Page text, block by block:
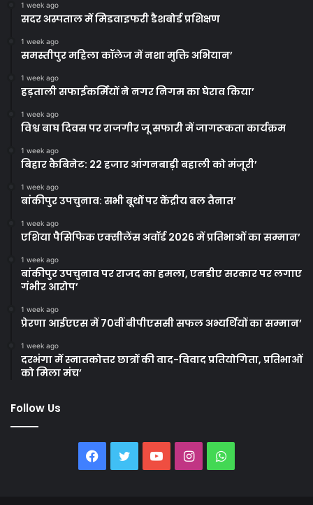
1 week ago
सदर अस्पताल में मिडवाइफरी डैशबोर्ड प्रशिक्षण
1 week ago
समस्तीपुर महिला कॉलेज में नशा मुक्ति अभियान’
1 week ago
हड़ताली सफाईकर्मियों ने नगर निगम का घेराव किया’
1 week ago
विश्व बाघ दिवस पर राजगीर जू सफारी में जागरूकता कार्यक्रम
1 week ago
बिहार कैबिनेट: 22 हजार आंगनबाड़ी बहाली को मंजूरी’
1 week ago
बांकीपुर उपचुनाव: सभी बूथों पर केंद्रीय बल तैनात’
1 week ago
एशिया पैसिफिक एक्सीलेंस अवॉर्ड 2026 में प्रतिभाओं का सम्मान’
1 week ago
बांकीपुर उपचुनाव पर राजद का हमला, एनडीए सरकार पर लगाए
गंभीर आरोप’
1 week ago
प्रेरणा आईएएस में 70वीं बीपीएससी सफल अभ्यर्थियों का सम्मान’
1 week ago
दरभंगा में स्नातकोत्तर छात्रों की वाद-विवाद प्रतियोगिता, प्रतिभाओं
को मिला मंच’
Follow Us
Facebook
TwitterYouTubeInstagramWhatsApp